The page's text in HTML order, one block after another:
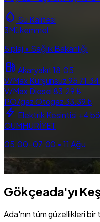
water_drop Su Kalitesi
3Mükemmel
5 plaj • Sağlık Bakanlığı
local_gas_station Akaryakıt18:05
V/Max Kurşunsuz 95
V/Max Diesel83.29 ₺
PO/gaz Otogaz33.39 ₺
bolt Elektrik Kesintisi +4
CUMHURİYET
05:00–07:00 • 11 Ağu
directions_bus Otobüs local_taxi Taksi map
Gökçeada'yı
Ada'nın tüm güzellikleri bir